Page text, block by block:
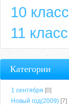
10 класс
11 класс
Категории
1 сентября [0]
Новый год(2009) [7]